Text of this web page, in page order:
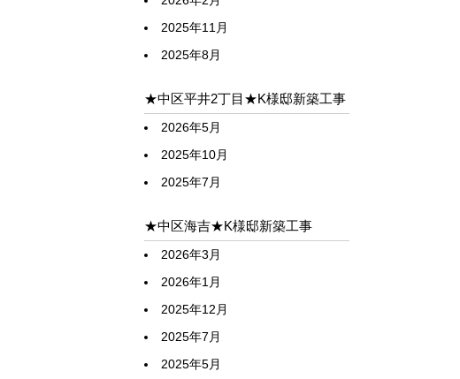
2025年11月
2025年8月
★中区平井2丁目★K様邸新築工事
2026年5月
2025年10月
2025年7月
★中区海吉★K様邸新築工事
2026年3月
2026年1月
2025年12月
2025年7月
2025年5月